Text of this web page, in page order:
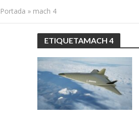
Portada » mach 4
ETIQUETAMACH 4